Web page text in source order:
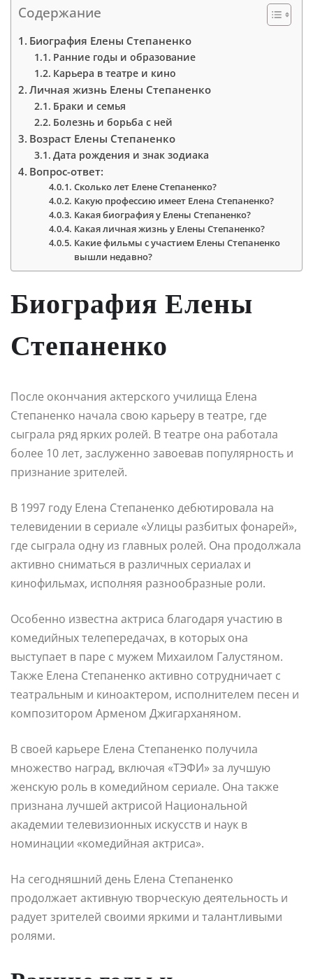
Содержание
Биография Елены Степаненко
Ранние годы и образование
Карьера в театре и кино
Личная жизнь Елены Степаненко
Браки и семья
Болезнь и борьба с ней
Возраст Елены Степаненко
Дата рождения и знак зодиака
Вопрос-ответ:
Сколько лет Елене Степаненко?
Какую профессию имеет Елена Степаненко?
Какая биография у Елены Степаненко?
Какая личная жизнь у Елены Степаненко?
Какие фильмы с участием Елены Степаненко
вышли недавно?
Биография Елены
Степаненко
После окончания актерского училища Елена
Степаненко начала свою карьеру в театре, где
сыграла ряд ярких ролей. В театре она работала
более 10 лет, заслуженно завоевав популярность и
признание зрителей.
В 1997 году Елена Степаненко дебютировала на
телевидении в сериале «Улицы разбитых фонарей»,
где сыграла одну из главных ролей. Она продолжала
активно сниматься в различных сериалах и
кинофильмах, исполняя разнообразные роли.
Особенно известна актриса благодаря участию в
комедийных телепередачах, в которых она
выступает в паре с мужем Михаилом Галустяном.
Также Елена Степаненко активно сотрудничает с
театральным и киноактером, исполнителем песен и
композитором Арменом Джигарханяном.
В своей карьере Елена Степаненко получила
множество наград, включая «ТЭФИ» за лучшую
женскую роль в комедийном сериале. Она также
признана лучшей актрисой Национальной
академии телевизионных искусств и наук в
номинации «комедийная актриса».
На сегодняшний день Елена Степаненко
продолжает активную творческую деятельность и
радует зрителей своими яркими и талантливыми
ролями.